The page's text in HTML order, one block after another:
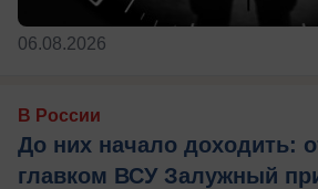
06.08.2026
В России
До них начало доходить:
главком ВСУ Залужный